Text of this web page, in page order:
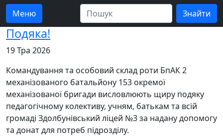
Меню
Подяка!
19 Тра 2026
Командування та особовий склад роти БпАК 2
механізованого батальйону 153 окремої
механізованої бригади висловлюють щиру подяку
педагогічному колективу, учням, батькам та всій
громаді Здолбунівський ліцей №3 за надану допомогу
та донат для потреб підрозділу.